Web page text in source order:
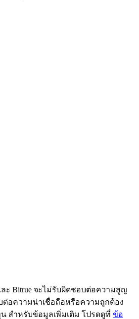
ะ Bitrue จะไม่รับผิดชอบต่อความสูญ
ต่อความน่าเชื่อถือหรือความถูกต้อง
สำหรับข้อมูลเพิ่มเติม โปรดดูที่ ข้อ